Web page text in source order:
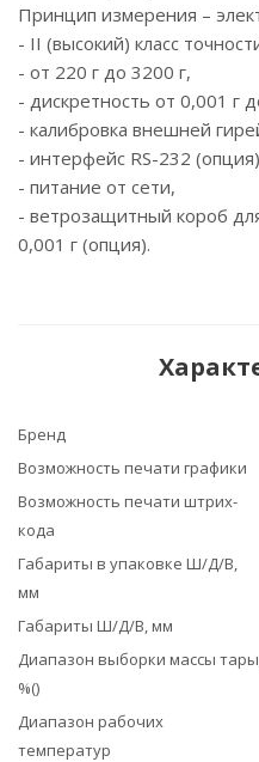
Принцип измерения –
- II (высокий) класс
- от 220 г до 3200 г,
- дискретность от 0,001 г
- калибровка внешней
- интерфейс RS-232
- питание от сети,
- ветрозащитный короб
0,001 г (опция).
Бренд
Возможность печати графики
Возможность печати штрих-
кода
Габариты в упаковке Ш/Д/В,
мм
Габариты Ш/Д/В, мм
Диапазон выборки массы тары,
%()
Диапазон рабочих
температур